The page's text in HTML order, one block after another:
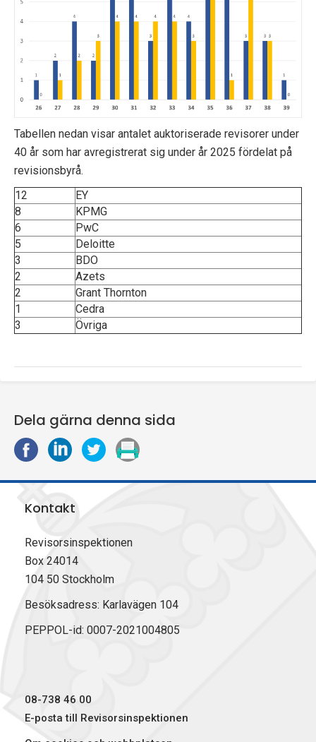
Tabellen nedan visar antalet auktoriserade revisorer under
40 år som har avregistrerat sig under år 2025 fördelat på
revisionsbyrå.
12
EY
8
KPMG
6
PwC
5
Deloitte
3
BDO
2
Azets
2
Grant Thornton
1
Cedra
3
Övriga
Dela gärna denna sida
D
p
F
c
e
b
o
D
p
L
n
k
e
I
D
X
w
i
t
S
Kontakt
Revisorsinspektionen
Box 24014
104 50 Stockholm
Besöksadress: Karlavägen 104
PEPPOL-id: 0007-2021004805
08-738 46 00
E-posta till Revisorsinspektionen